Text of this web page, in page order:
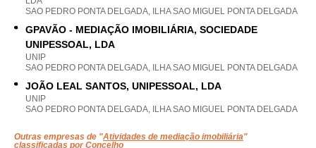
SAO PEDRO PONTA DELGADA, ILHA SAO MIGUEL PONTA DELGADA
GPAVÃO - MEDIAÇÃO IMOBILIÁRIA, SOCIEDADE
UNIPESSOAL, LDA
UNIP
SAO PEDRO PONTA DELGADA, ILHA SAO MIGUEL PONTA DELGADA
JOÃO LEAL SANTOS, UNIPESSOAL, LDA
UNIP
SAO PEDRO PONTA DELGADA, ILHA SAO MIGUEL PONTA DELGADA
Outras empresas de "Atividades de mediação imobiliária"
classificadas por Concelho